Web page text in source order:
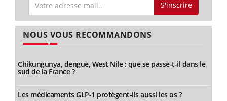
S'inscrire
NOUS VOUS RECOMMANDONS
Chikungunya, dengue, West Nile : que se passe-t-il dans le
sud de la France ?
Les médicaments GLP-1 protègent-ils aussi les os ?